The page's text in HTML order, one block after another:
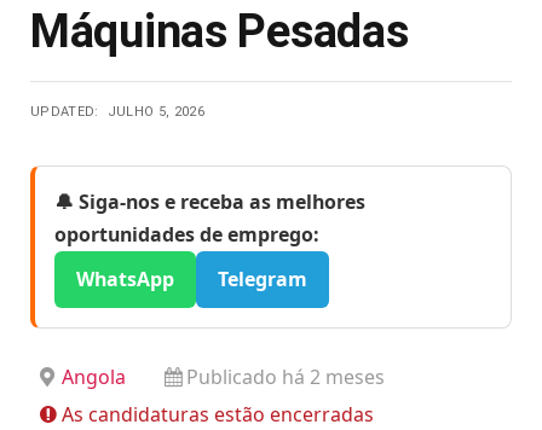
Máquinas Pesadas
UPDATED: JULHO 5, 2026
🔔 Siga-nos e receba as melhores
oportunidades de emprego:
WhatsApp
Telegram
Angola
Publicado há 2 meses
As candidaturas estão encerradas